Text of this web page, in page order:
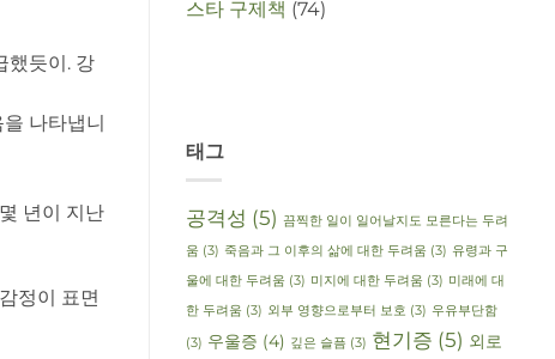
했듯이. 강
나타냅니
년이 지난
정이 표면
스타 구제책 (74)
태그
공격성 (5) 끔찍한 일이 일어날지도 모른다는 두려
움 (3) 죽음과 그 이후의 삶에 대한 두려움 (3) 유령과 구
울에 대한 두려움 (3) 미지에 대한 두려움 (3) 미래에 대
한 두려움 (3) 외부 영향으로부터 보호 (3) 우유부단함
(3) 우울증 (4) 깊은 슬픔 (3) 현기증 (5) 외로